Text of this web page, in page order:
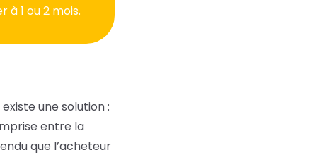
1 ou 2 mois.
une solution :
entre la
que l’acheteur